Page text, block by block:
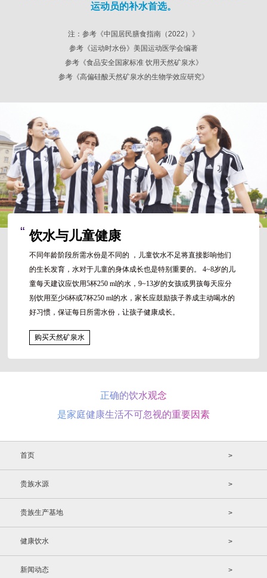
运动员的补水首选。
注：参考《中国居民膳食指南（2022）》
参考《运动时水份》美国运动医学会编著
参考《食品安全国家标准 饮用天然矿泉水》
参考《高偏硅酸天然矿泉水的生物学效应研究》
“ 饮水与儿童健康
不同年龄阶段所需水份是不同的 ，儿童饮水不足将直接影响他们
的生长发育，水对于儿童的身体成长也是特别重要的。 4~8岁的儿
童每天建议应饮用5杯250 ml的水，9~13岁的女孩或男孩每天应分
别饮用至少6杯或7杯250 ml的水，家长应鼓励孩子养成主动喝水的
好习惯，保证每日所需水份，让孩子健康成长。
购买天然矿泉水
正确的饮水观念
是家庭健康生活不可忽视的重要因素
首页 >
贵族水源 >
贵族生产基地 >
健康饮水 >
新闻动态 >